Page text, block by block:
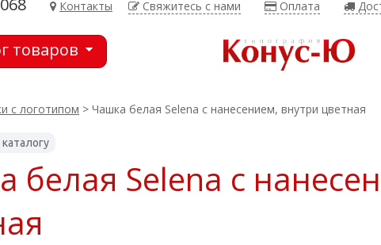
Контакты Свяжитесь с нами Оплата
товаров
с логотипом > Чашка белая Selena с нанесением, внутри цветная
белая Selena с